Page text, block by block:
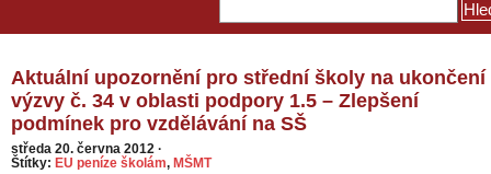
Aktuální upozornění pro střední školy na ukončení
výzvy č. 34 v oblasti podpory 1.5 – Zlepšení
podmínek pro vzdělávání na SŠ
středa 20. června 2012 ·
Štítky: EU peníze školám, MŠMT